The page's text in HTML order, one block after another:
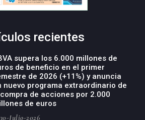
recientes
supera los 6.000 millones de
de beneficio en el primer
de 2026 (+11%) y anuncia
nuevo programa extraordinario de
de acciones por 2.000
de euros
30-Julio-2026